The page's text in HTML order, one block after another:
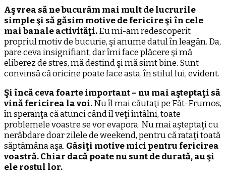
Aş vrea să ne bucurăm mai mult de lucrurile
simple şi să găsim motive de fericire şi în cele
mai banale activităţi.Eu mi-am redescoperit
propriul motiv de bucurie, şi anume datul în leagăn. Da,
pare ceva insignifiant, dar îmi face plăcere şi mă
eliberez de stres, mă destind şi mă simt bine. Sunt
convinsă că oricine poate face asta, în stilul lui, evident.
Şi încă ceva foarte important – nu mai aşteptaţi să
vină fericirea la voi.Nu îl mai căutaţi pe Făt-Frumos,
în speranţa că atunci când îl veţi întâlni, toate
problemele voastre se vor evapora. Nu mai aşteptaţi cu
nerăbdare doar zilele de weekend, pentru că rataţi toată
săptămâna aşa. Găsiţi motive mici pentru fericirea
voastră. Chiar dacă poate nu sunt de durată, au şi
ele rostul lor.